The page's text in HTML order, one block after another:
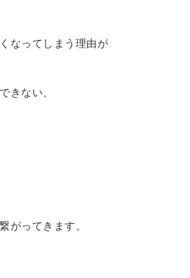
なってしまう理由が
きない、
がってきます。